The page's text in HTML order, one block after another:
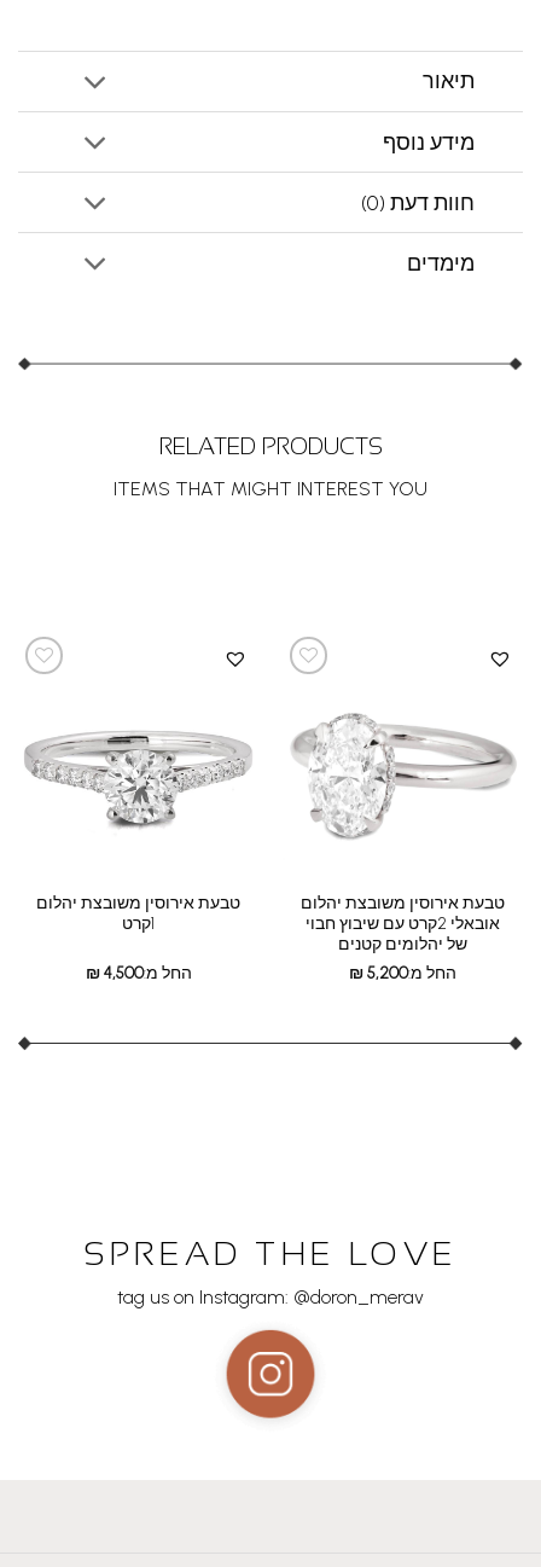
תיאור
מידע נוסף
חוות דעת (0)
מימדים
RELATED PRODUCTS
ITEMS THAT MIGHT INTEREST YOU
טבעת אירוסין משובצת יהלום
אובאלי 2קרט עם שיבוץ חבוי
של יהלומים קטנים
החל מ:
₪5,200
טבעת אירוסין משובצת יהלום
1קרט
החל מ: ₪4,500
SPREAD THE LOVE
tag us on Instagram: @doron_merav